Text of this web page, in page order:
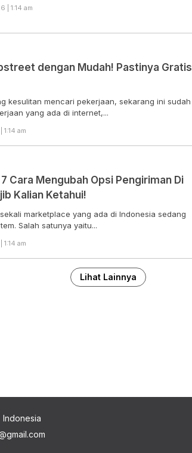
| 1:14 am
dengan Mudah! Pastinya Gratis
kesulitan mencari pekerjaan, sekarang ini sudah
yang ada di internet,...
am
Cara Mengubah Opsi Pengiriman Di
Kalian Ketahui!
marketplace yang ada di Indonesia sedang
Salah satunya yaitu...
am
Lihat Lainnya
Indonesia